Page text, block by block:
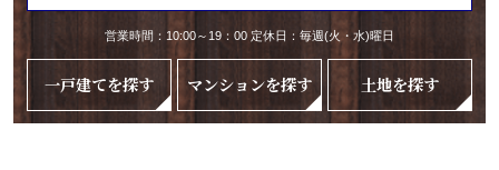
営業時間：10:00～19：00 定休日：毎週(火・水)曜日
一戸建てを探す マンションを探す 土地を探す